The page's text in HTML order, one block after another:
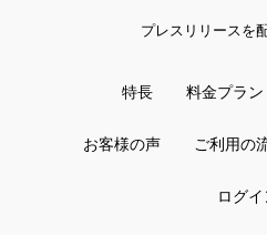
プレスリリースを
特長 料金プラン
お客様の声 ご利用の
ログイ